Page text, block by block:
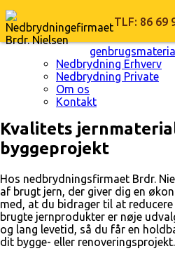
TLF: 86 69
Nedbrydning Erhverv
Nedbrydning Private
Om os
Kontakt
Kvalitets
byggeprojekt
Hos nedbrydningsfirmaet Brdr.
af brugt jern, der giver dig en
med, at du bidrager til at
brugte jernprodukter er nøje
og lang levetid, så du får en
dit bygge- eller renoveringsprojekt.